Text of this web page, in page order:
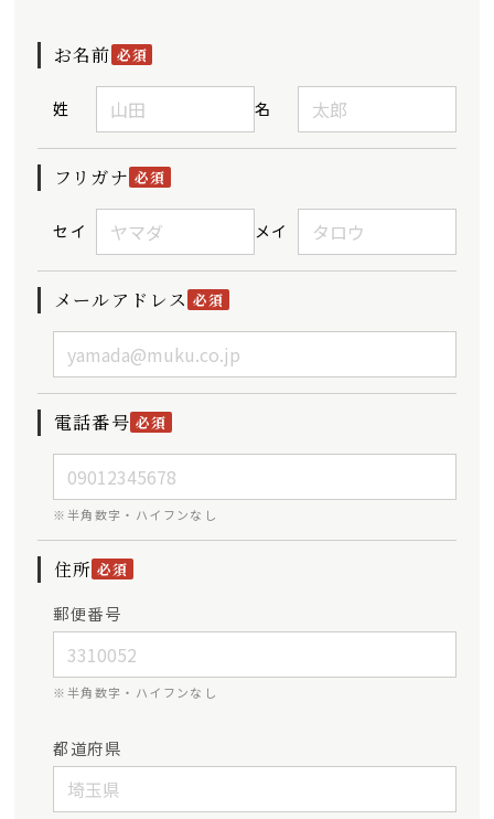
お名前 必須
姓 名
フリガナ 必須
セイ メイ
メールアドレス 必須
電話番号 必須
※半角数字・ハイフンなし
住所 必須
郵便番号
※半角数字・ハイフンなし
都道府県